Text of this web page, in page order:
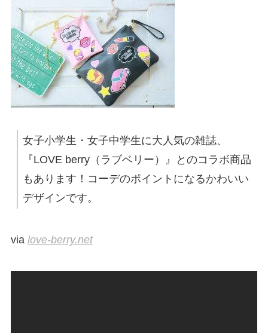
女子小学生・女子中学生に大人気の雑誌、
『LOVE berry（ラブベリー）』とのコラボ商品
もあります！コーデのポイントになるかわいい
デザインです。
via love-berry.net